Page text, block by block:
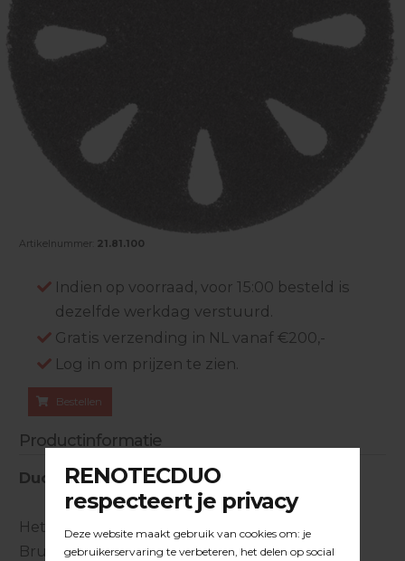
Artikelnummer: 21.81.100
Indien op voorraad, voor 15:00 besteld is
dezelfde werkdag verstuurd.
Gratis verzending in NL vanaf €200,-
Log in om prijzen te zien.
Bestellen
Productinformatie
Duoline Speed Brush Pad
Het schuurbeeld van de Duoline Speed
Brushpad laat zich omschrijven als een licht